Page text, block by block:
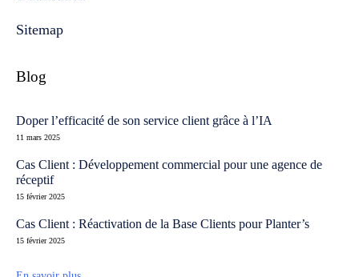
Sitemap
Blog
Doper l’efficacité de son service client grâce à l’IA
11 mars 2025
Cas Client : Développement commercial pour une agence de
réceptif
15 février 2025
Cas Client : Réactivation de la Base Clients pour Planter’s
15 février 2025